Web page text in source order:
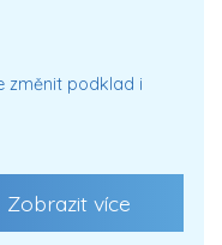
změnit podklad i
Zobrazit více